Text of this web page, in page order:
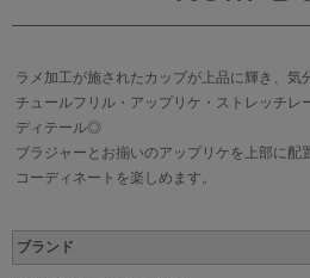
ラメ加工が施されたカップが上品に輝き、気
チュールフリル・アップリケ・ストレッチレ
ディテール◎
ブラジャーとお揃いのアップリケを上部に配
コーディネートを楽しめます。
ブランド